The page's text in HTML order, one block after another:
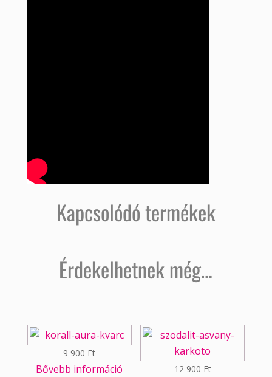
Kapcsolódó termékek
Érdekelhetnek még…
9 900 Ft
Bővebb információ 12 900 Ft